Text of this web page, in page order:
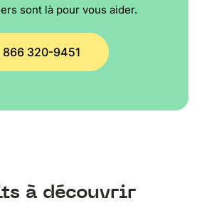
sont là pour vous aider.
866 320-9451
à découvrir